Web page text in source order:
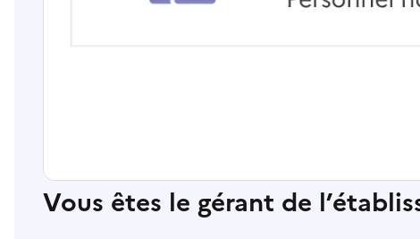
Vous êtes le gérant de